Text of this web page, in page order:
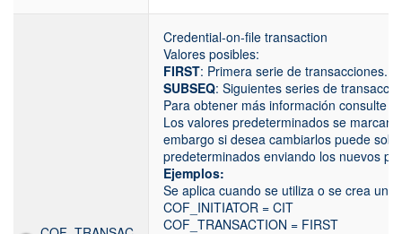
Credential-on-file transaction
Valores posibles:
FIRST: Primera serie de transacciones.
SUBSEQ: Siguientes series de
Para obtener más información consulte
Los valores predeterminados se marcan
embargo si desea cambiarlos puede
predeterminados enviando los nuevos
Ejemplos:
Se aplica cuando se utiliza o se crea un
COF_INITIATOR = CIT
COF_TRANSACTION = FIRST